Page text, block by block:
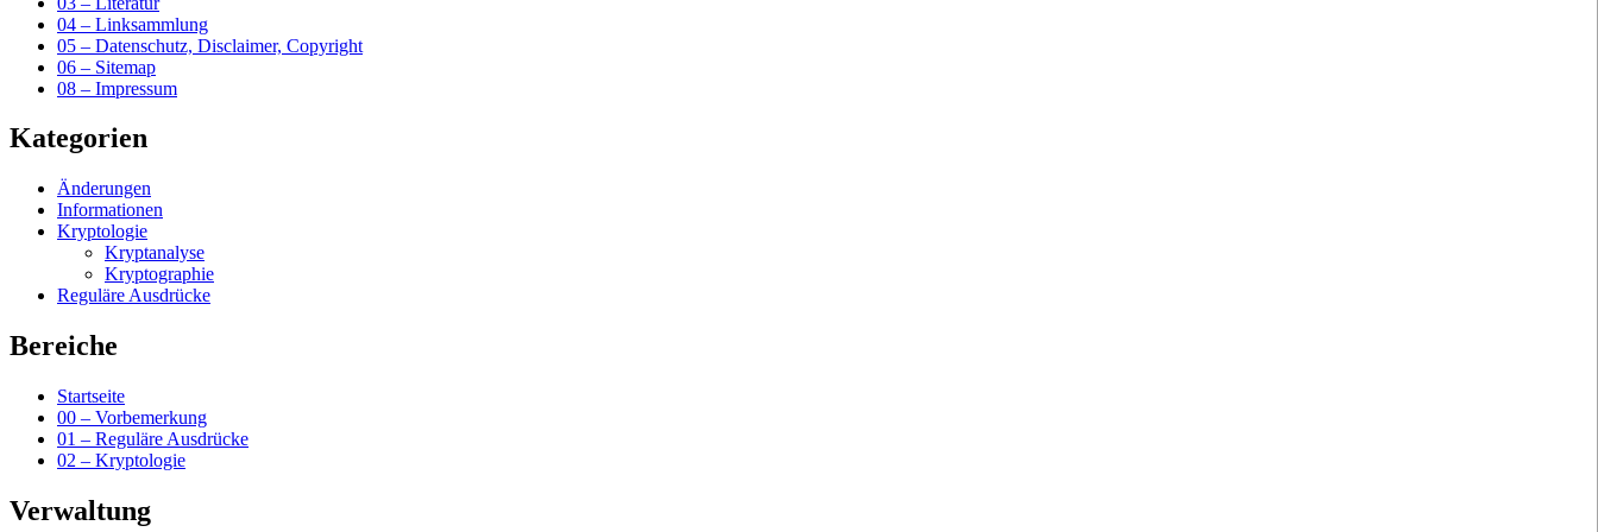
04 – Linksammlung
05 – Datenschutz, Disclaimer, Copyright
06 – Sitemap
08 – Impressum
Kategorien
Änderungen
Informationen
Kryptologie
Kryptanalyse
Kryptographie
Reguläre Ausdrücke
Bereiche
Startseite
00 – Vorbemerkung
01 – Reguläre Ausdrücke
02 – Kryptologie
Verwaltung